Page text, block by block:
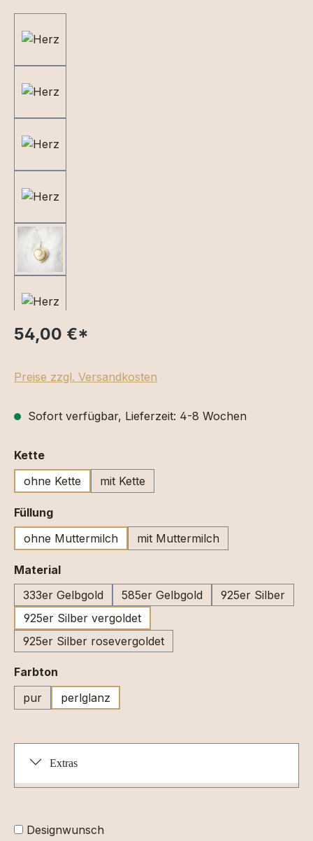
54,00 €*
Preise zzgl. Versandkosten
Sofort verfügbar, Lieferzeit: 4-8 Wochen
Ketteauswählen
ohne Kette
mit Kette
Füllungauswählen
ohne Muttermilch
mit Muttermilch
Materialauswählen
333er Gelbgold
585er Gelbgold
925er Silber
925er Silber vergoldet
925er Silber rosevergoldet
Farbton
pur
perlglanz
Extras
Designwunsch